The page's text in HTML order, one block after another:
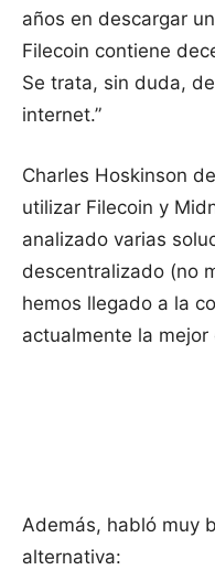
años en descargar
Filecoin contiene
Se trata, sin duda,
internet.”
Charles Hoskinson
utilizar Filecoin y
analizado varias
descentralizado (no
hemos llegado a la
actualmente la mejor
Además, habló muy
alternativa: